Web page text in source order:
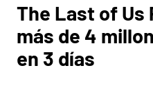
The Last of Us
más de 4
en 3 días